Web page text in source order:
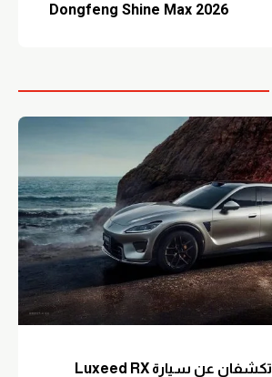
Dongfeng Shine Max 2026
شيري وهواوي تكشفان عن سيارة Luxeed RX